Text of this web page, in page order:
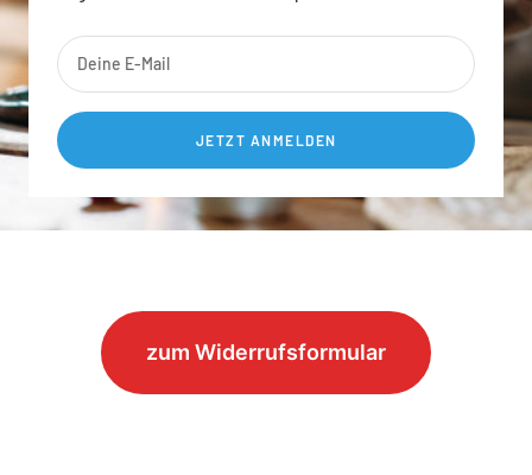
Deine E-Mail
JETZT ANMELDEN
zum Widerrufsformular